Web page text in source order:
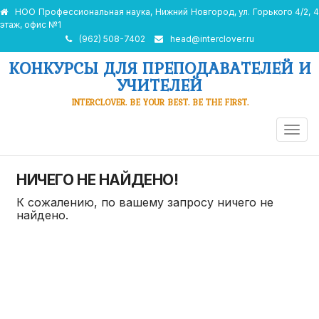
НОО Профессиональная наука, Нижний Новгород, ул. Горького 4/2, 4
этаж, офис №1
(962) 508-7402
head@interclover.ru
КОНКУРСЫ ДЛЯ ПРЕПОДАВАТЕЛЕЙ И
УЧИТЕЛЕЙ
INTERCLOVER. BE YOUR BEST. BE THE FIRST.
НИЧЕГО НЕ НАЙДЕНО!
К сожалению, по вашему запросу ничего не
найдено.